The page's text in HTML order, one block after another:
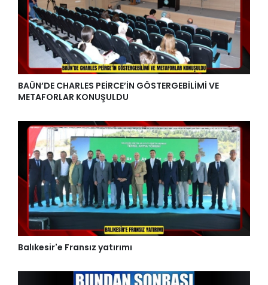
BAÜN’DE CHARLES PEİRCE’İN GÖSTERGEBİLİMİ VE
METAFORLAR KONUŞULDU
Balıkesir'e Fransız yatırımı